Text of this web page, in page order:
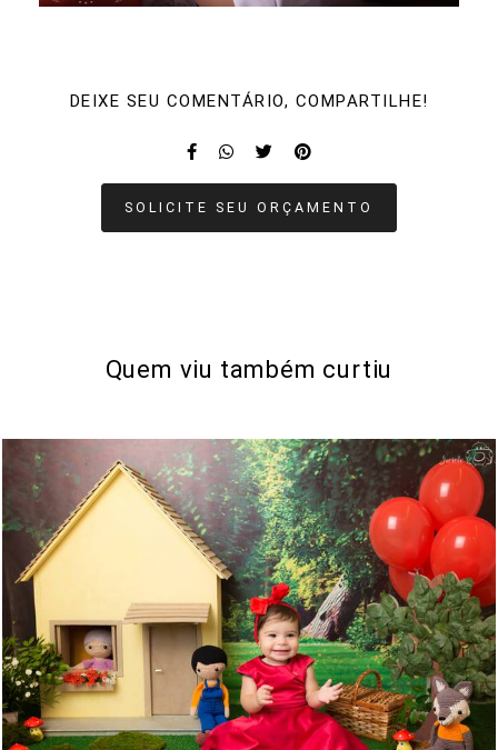
DEIXE SEU COMENTÁRIO, COMPARTILHE!
SOLICITE SEU ORÇAMENTO
Quem viu também curtiu
1189 0